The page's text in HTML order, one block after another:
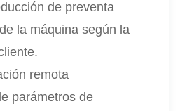
de preventa
la máquina según la
remota
parámetros de